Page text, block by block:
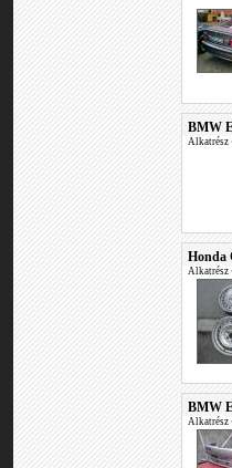
BMW
Alkatrész
Honda
Alkatrész
BMW
Alkatrész